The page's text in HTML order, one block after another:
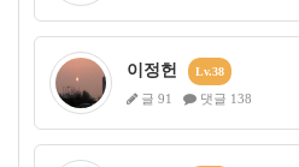
이정헌 Lv.38
글 91 댓글 138